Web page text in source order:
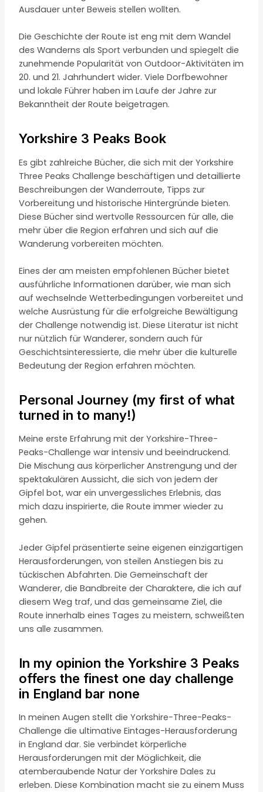
Ausdauer unter Beweis stellen wollten.
Die Geschichte der Route ist eng mit dem Wandel
des Wanderns als Sport verbunden und spiegelt die
zunehmende Popularität von Outdoor-Aktivitäten im
20. und 21. Jahrhundert wider. Viele Dorfbewohner
und lokale Führer haben im Laufe der Jahre zur
Bekanntheit der Route beigetragen.
Yorkshire 3 Peaks Book
Es gibt zahlreiche Bücher, die sich mit der Yorkshire
Three Peaks Challenge beschäftigen und detaillierte
Beschreibungen der Wanderroute, Tipps zur
Vorbereitung und historische Hintergründe bieten.
Diese Bücher sind wertvolle Ressourcen für alle, die
mehr über die Region erfahren und sich auf die
Wanderung vorbereiten möchten.
Eines der am meisten empfohlenen Bücher bietet
ausführliche Informationen darüber, wie man sich
auf wechselnde Wetterbedingungen vorbereitet und
welche Ausrüstung für die erfolgreiche Bewältigung
der Challenge notwendig ist. Diese Literatur ist nicht
nur nützlich für Wanderer, sondern auch für
Geschichtsinteressierte, die mehr über die kulturelle
Bedeutung der Region erfahren möchten.
Personal Journey (my first of what
turned in to many!)
Meine erste Erfahrung mit der Yorkshire-Three-
Peaks-Challenge war intensiv und beeindruckend.
Die Mischung aus körperlicher Anstrengung und der
spektakulären Aussicht, die sich von jedem der
Gipfel bot, war ein unvergessliches Erlebnis, das
mich dazu inspirierte, die Route immer wieder zu
gehen.
Jeder Gipfel präsentierte seine eigenen einzigartigen
Herausforderungen, von steilen Anstiegen bis zu
tückischen Abfahrten. Die Gemeinschaft der
Wanderer, die Bandbreite der Charaktere, die ich auf
diesem Weg traf, und das gemeinsame Ziel, die
Route innerhalb eines Tages zu meistern, schweißten
uns alle zusammen.
In my opinion the Yorkshire 3 Peaks
offers the finest one day challenge
in England bar none
In meinen Augen stellt die Yorkshire-Three-Peaks-
Challenge die ultimative Eintages-Herausforderung
in England dar. Sie verbindet körperliche
Herausforderungen mit der Möglichkeit, die
atemberaubende Natur der Yorkshire Dales zu
erleben. Diese Kombination macht sie zu einem Muss